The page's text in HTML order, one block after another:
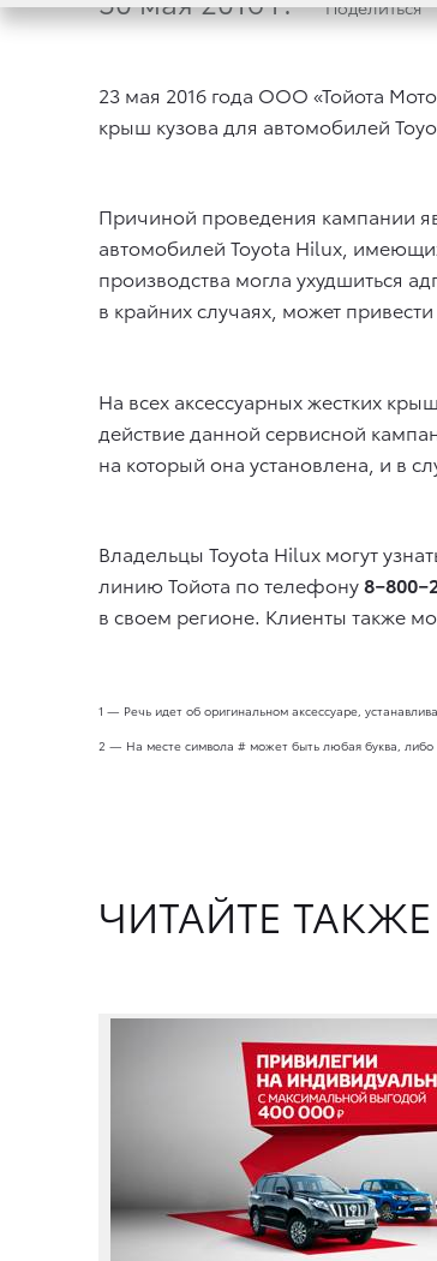
Поделиться
23 мая 2016 года ООО «Тойота
крыш кузова для автомобилей
Причиной проведения кампании
автомобилей Toyota Hilux,
производства могла ухудшиться
в крайних случаях, может
На всех аксессуарных жестких
действие данной сервисной
на который она установлена, и в
Владельцы Toyota Hilux могут
линию Тойота по телефону
в своем регионе. Клиенты также
1 — Речь идет об оригинальном аксессуаре,
2 — На месте символа # может быть любая буква, либо
ЧИТАЙТЕ ТАКЖЕ